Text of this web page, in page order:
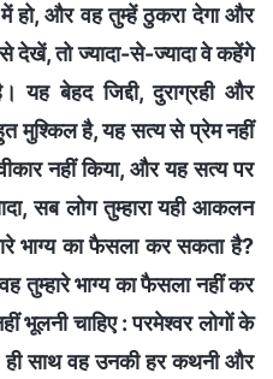
हो, और वह तुम्हें ठुकरा देगा और
देखें, तो ज्यादा-से-ज्यादा वे कहेंगे
यह बेहद जिद्दी, दुराग्रही और
मुश्किल है, यह सत्य से प्रेम नहीं
नहीं किया, और यह सत्य पर
सब लोग तुम्हारा यही आकलन
भाग्य का फैसला कर सकता है?
तुम्हारे भाग्य का फैसला नहीं कर
भूलनी चाहिए : परमेश्वर लोगों के
साथ वह उनकी हर कथनी और